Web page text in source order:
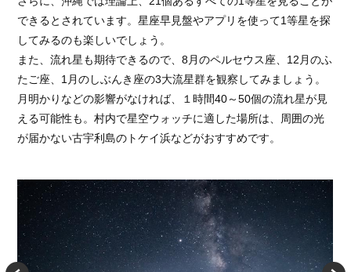
できるとされています。星座早見盤やアプリを使って1等星を探
してみるのも楽しいでしょう。
また、流れ星も期待できるので、8月のペルセウス座、12月のふ
たご座、1月のしぶんき座の3大流星群を観察してみましょう。
月明かりなどの影響がなければ、１時間40～50個の流れ星が見
える可能性も。村内で星空ウォッチに適した場所は、周囲の光
が届かない古宇利島のトケイ浜などがおすすめです。